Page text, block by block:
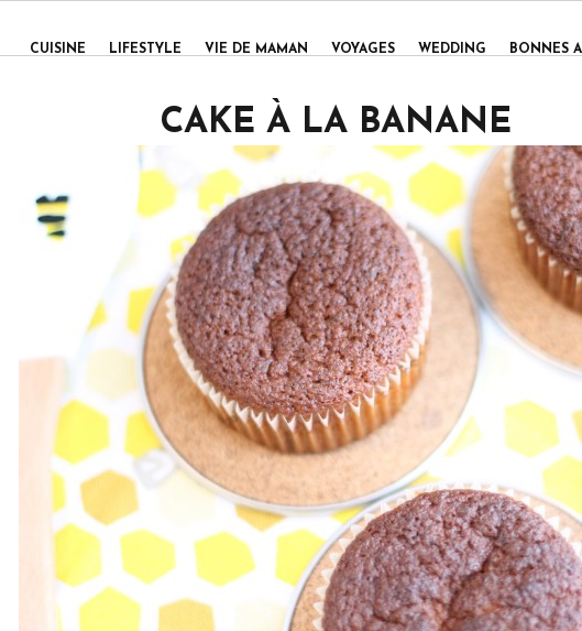
CUISINE LIFESTYLE VIE DE MAMAN VOYAGES WEDDING BONNES
CAKE À LA BANANE